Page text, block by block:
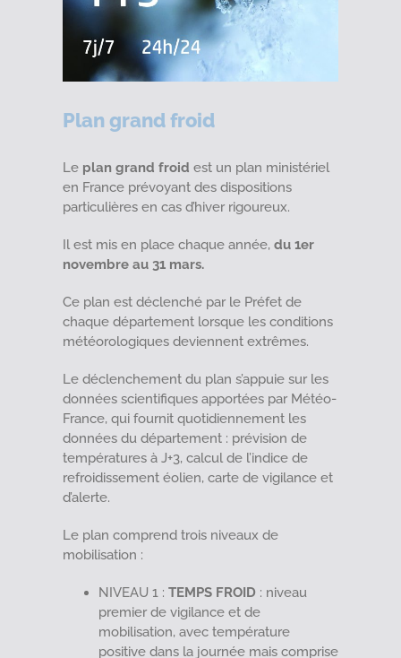
Plan grand froid
Le plan grand froid est un plan ministériel
en France prévoyant des dispositions
particulières en cas d’hiver rigoureux.
Il est mis en place chaque année, du 1er
novembre au 31 mars.
Ce plan est déclenché par le Préfet de
chaque département lorsque les conditions
météorologiques deviennent extrêmes.
Le déclenchement du plan s’appuie sur les
données scientifiques apportées par Météo-
France, qui fournit quotidiennement les
données du département : prévision de
températures à J+3, calcul de l’indice de
refroidissement éolien, carte de vigilance et
d’alerte.
Le plan comprend trois niveaux de
mobilisation :
NIVEAU 1 : TEMPS FROID : niveau
premier de vigilance et de
mobilisation, avec température
positive dans la journée mais comprise